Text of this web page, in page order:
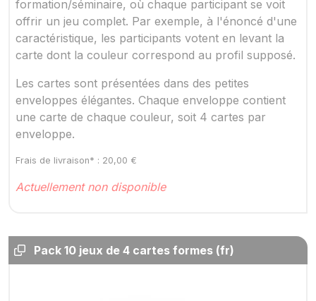
formation/séminaire, où chaque participant se voit
offrir un jeu complet. Par exemple, à l'énoncé d'une
caractéristique, les participants votent en levant la
carte dont la couleur correspond au profil supposé.
Les cartes sont présentées dans des petites
enveloppes élégantes. Chaque enveloppe contient
une carte de chaque couleur, soit 4 cartes par
enveloppe.
Frais de livraison* : 20,00 €
Actuellement non disponible
Pack 10 jeux de 4 cartes formes (fr)